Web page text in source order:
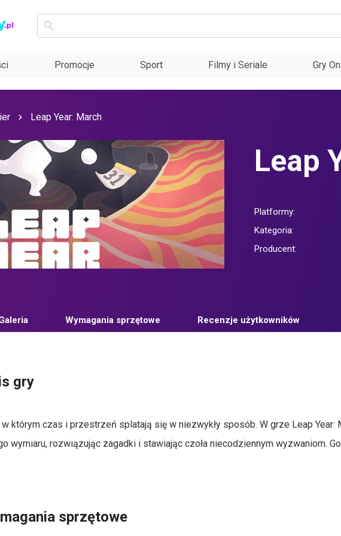
Promocje Sport Filmy i Seriale Gry
Leap Year: March
Leap
Platformy:
Kategoria:
Producent:
Wymagania sprzętowe Recenzje użytkowników
gry
którym czas i przestrzeń splatają się w niezwykły sposób. W grze Leap Year:
wymiaru, rozwiązując zagadki i stawiając czoła niecodziennym wyzwaniom.
sprzętowe